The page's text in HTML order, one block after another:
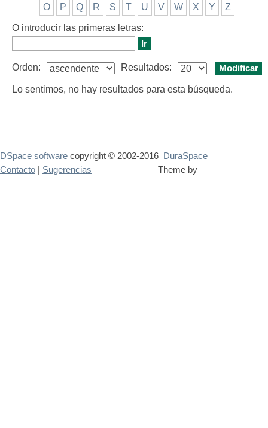
O P Q R S T U V W X Y Z
O introducir las primeras letras:
Orden: Resultados:
Lo sentimos, no hay resultados para esta búsqueda.
DSpace software copyright © 2002-2016
DuraSpace
Theme by
Contacto Sugerencias